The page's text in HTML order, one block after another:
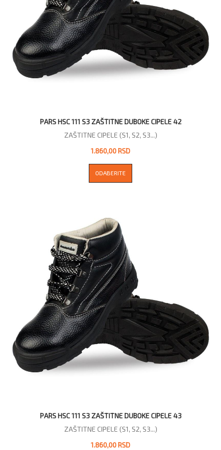
PARS HSC 111 S3 ZAŠTITNE DUBOKE CIPELE 42
ZAŠTITNE CIPELE (S1, S2, S3...)
1.860,00 RSD
ODABERITE
PARS HSC 111 S3 ZAŠTITNE DUBOKE CIPELE 43
ZAŠTITNE CIPELE (S1, S2, S3...)
1.860,00 RSD